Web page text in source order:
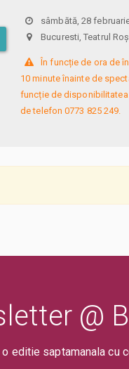
sâmbătă, 28
Bucuresti, Teatrul
În funcție de ora de
10 minute înainte de
funcție de disponibilitatea
de telefon 0773 825 249.
@
editie saptamanala cu